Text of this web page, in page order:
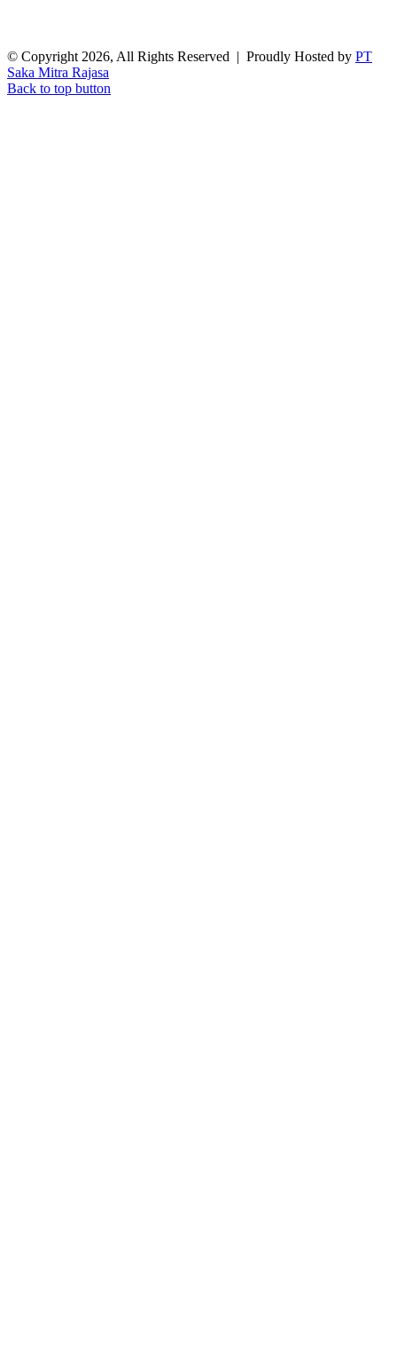
© Copyright 2026, All Rights Reserved | Proudly Hosted by PT
Saka Mitra Rajasa
Back to top button